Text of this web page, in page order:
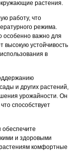
растения.
работу, что
режима.
особенно важно для
высокую устойчивость
в
и других растений,
урожайности. Он
способствует
обеспечите
и здоровыми
комфортные